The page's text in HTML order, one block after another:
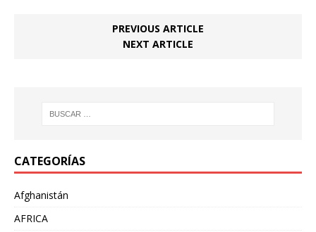
PREVIOUS ARTICLE
NEXT ARTICLE
CATEGORÍAS
Afghanistán
AFRICA